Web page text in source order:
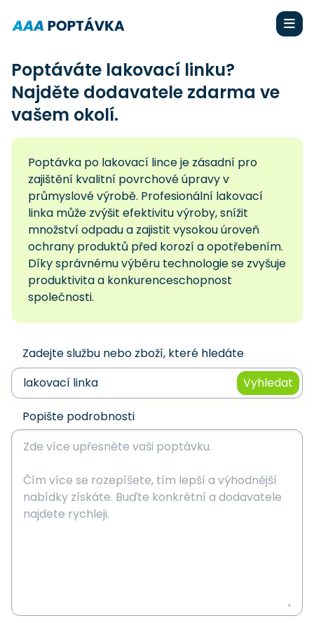
Poptáváte lakovací linku?
Najděte dodavatele zdarma ve
vašem okolí.
Poptávka po lakovací lince je zásadní pro
zajištění kvalitní povrchové úpravy v
průmyslové výrobě. Profesionální lakovací
linka může zvýšit efektivitu výroby, snížit
množství odpadu a zajistit vysokou úroveň
ochrany produktů před korozí a opotřebením.
Díky správnému výběru technologie se zvyšuje
produktivita a konkurenceschopnost
společnosti.
Zadejte službu nebo zboží, které hledáte
Vyhledat
Popište podrobnosti